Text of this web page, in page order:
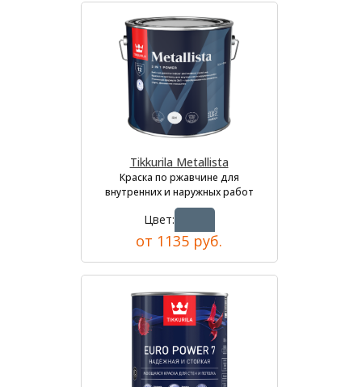
Tikkurila Metallista
Краска по ржавчине для
внутренних и наружных работ
Цвет:
от 1135 руб.